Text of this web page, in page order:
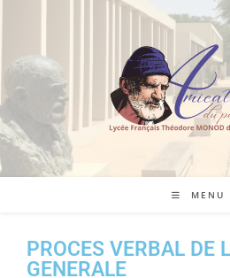
MENU
PROCES VERBAL DE
GENERALE